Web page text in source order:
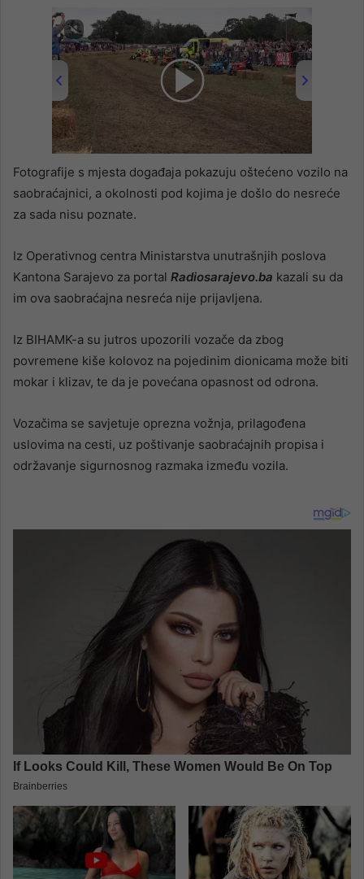
00:00 02:06
Fotografije s mjesta događaja pokazuju oštećeno vozilo na
saobraćajnici, a okolnosti pod kojima je došlo do nesreće
za sada nisu poznate.
Iz Operativnog centra Ministarstva unutrašnjih poslova
Kantona Sarajevo za portal Radiosarajevo.ba kazali su da
im ova saobraćajna nesreća nije prijavljena.
Iz BIHAMK-a su jutros upozorili vozače da zbog
povremene kiše kolovoz na pojedinim dionicama može biti
mokar i klizav, te da je povećana opasnost od odrona.
Vozačima se savjetuje oprezna vožnja, prilagođena
uslovima na cesti, uz poštivanje saobraćajnih propisa i
održavanje sigurnosnog razmaka između vozila.